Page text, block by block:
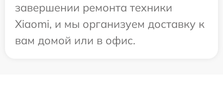
завершении ремонта техники
Xiaomi, и мы организуем доставку к
вам домой или в офис.